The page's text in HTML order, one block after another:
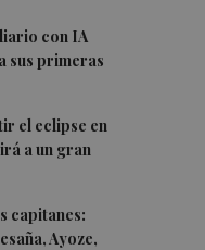
con IA
sus primeras
el eclipse en
a un gran
capitanes:
Ayoze,